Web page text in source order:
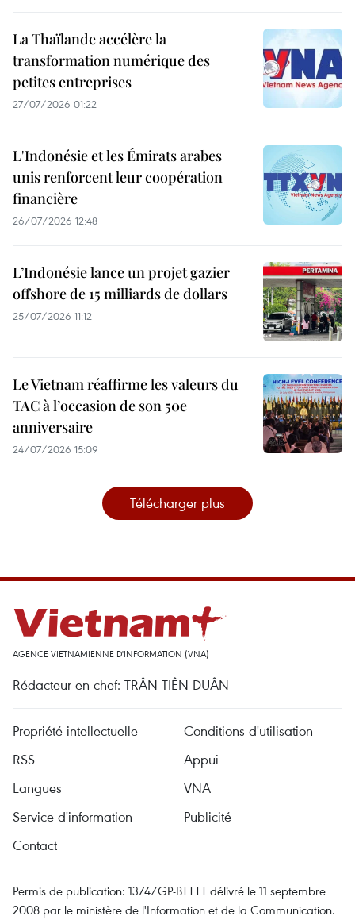
La Thaïlande accélère la
transformation numérique des
petites entreprises
27/07/2026 01:22
L'Indonésie et les Émirats arabes
unis renforcent leur coopération
financière
26/07/2026 12:48
L’Indonésie lance un projet gazier
offshore de 15 milliards de dollars
25/07/2026 11:12
Le Vietnam réaffirme les valeurs du
TAC à l’occasion de son 50e
anniversaire
24/07/2026 15:09
Télécharger plus
AGENCE VIETNAMIENNE D'INFORMATION (VNA)
Rédacteur en chef: TRÂN TIÊN DUÂN
Propriété intellectuelle
Conditions d'utilisation
RSS
Appui
Langues
VNA
Service d'information
Publicité
Contact
Permis de publication: 1374/GP-BTTTT délivré le 11 septembre
2008 par le ministère de l'Information et de la Communication.